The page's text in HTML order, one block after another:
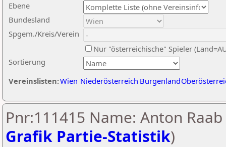
Ebene
Sortierung
Bundesland
Spgem./Kreis/Verein
Nur "österreichische" Spieler
Vereinslisten:Wien Niederösterreich Burgenland
Pnr:111415 Name: Anton Raab
Grafik Partie-Statistik)